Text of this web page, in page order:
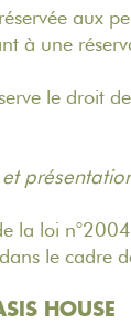
aux
à une
le droit
la loi
le cadre
HOUSE